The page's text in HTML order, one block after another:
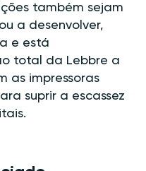
também sejam
a desenvolver,
e está
total da Lebbre a
as impressoras
suprir a escassez